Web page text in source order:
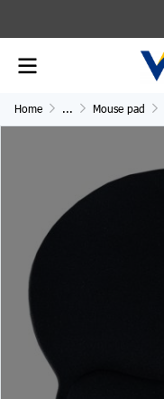
Home ... Mouse pad